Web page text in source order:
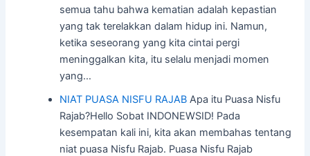
semua tahu bahwa kematian adalah kepastian
yang tak terelakkan dalam hidup ini. Namun,
ketika seseorang yang kita cintai pergi
meninggalkan kita, itu selalu menjadi momen
yang…
NIAT PUASA NISFU RAJAB Apa itu Puasa Nisfu
Rajab?Hello Sobat INDONEWSID! Pada
kesempatan kali ini, kita akan membahas tentang
niat puasa Nisfu Rajab. Puasa Nisfu Rajab